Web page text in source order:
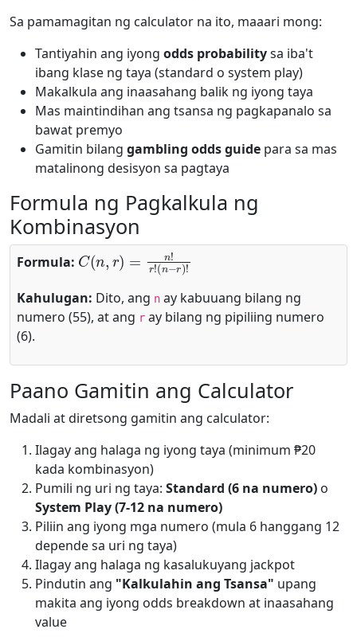
Sa pamamagitan ng calculator na ito, maaari mong:
Tantiyahin ang iyong odds probabilitysa iba't
ibang klase ng taya (standard o system play)
Makalkula ang inaasahang balik ng iyong taya
Mas maintindihan ang tsansa ng pagkapanalo sa
bawat premyo
Gamitin bilang gambling odds guide para sa mas
matalinong desisyon sa pagtaya
Formula ng Pagkalkula ng
Kombinasyon
Formula:
C(n,r)=n!r!(n−r)!
Kahulugan: Dito, ang n ay kabuuang bilang ng
numero (55), at ang r ay bilang ng pipiliing numero
(6).
Paano Gamitin ang Calculator
Madali at diretsong gamitin ang calculator:
Ilagay ang halaga ng iyong taya (minimum ₱20
kada kombinasyon)
Pumili ng uri ng taya: Standard (6 na numero) o
System Play (7-12 na numero)
Piliin ang iyong mga numero (mula 6 hanggang 12
depende sa uri ng taya)
Ilagay ang halaga ng kasalukuyang jackpot
Pindutin ang "Kalkulahin ang Tsansa" upang
makita ang iyong odds breakdown at inaasahang
value